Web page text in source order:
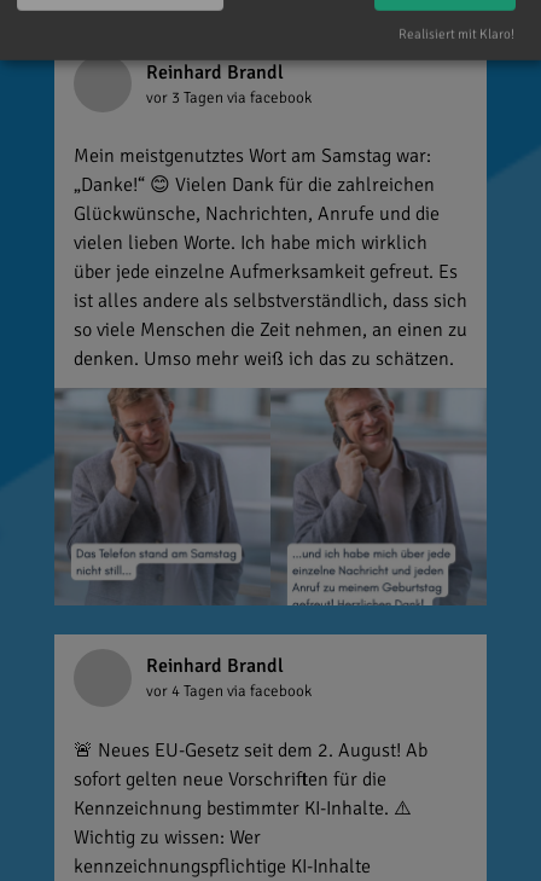
Reinhard Brandl
vor 3 Tagen via facebook
Mein meistgenutztes Wort am Samstag war:
„Danke!“ 😊 Vielen Dank für die zahlreichen
Glückwünsche, Nachrichten, Anrufe und die
vielen lieben Worte. Ich habe mich wirklich
über jede einzelne Aufmerksamkeit gefreut. Es
ist alles andere als selbstverständlich, dass sich
so viele Menschen die Zeit nehmen, an einen zu
denken. Umso mehr weiß ich das zu schätzen.
Reinhard Brandl
vor 4 Tagen via facebook
🚨 Neues EU-Gesetz seit dem 2. August! Ab
sofort gelten neue Vorschriften für die
Kennzeichnung bestimmter KI-Inhalte. ⚠️
Wichtig zu wissen: Wer
kennzeichnungspflichtige KI-Inhalte
Realisiert mit Klaro!